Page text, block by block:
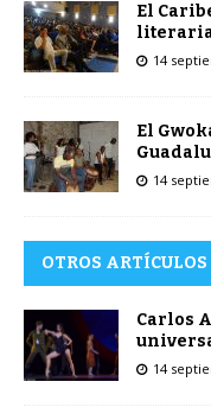
El
14
El
14
OTROS ARTÍCULOS
Carlos
14